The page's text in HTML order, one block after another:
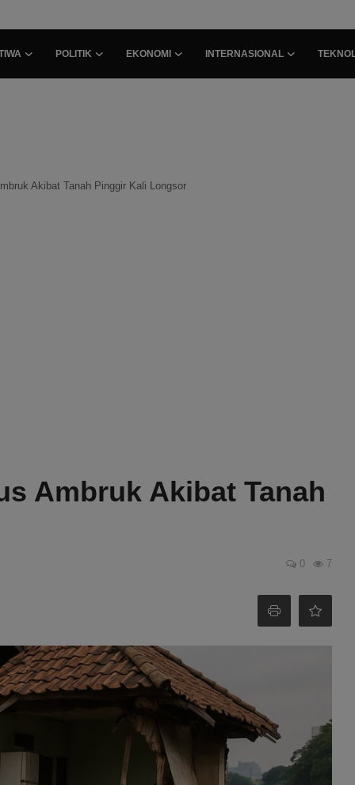
POLITIK EKONOMI INTERNASIONAL
Akibat Tanah Pinggir Kali Longsor
Ambruk Akibat Tanah
0 7